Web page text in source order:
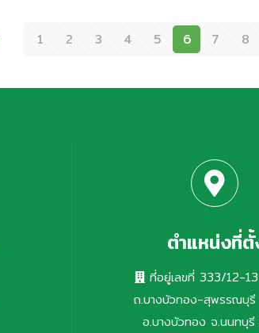
เปลี่ยนเป็น สื่ออักษรเบรลล์ ส
ทางสายตา ขอขอบคุณทุกท่านที่
1 2 3 4 5 6 7 8
ตำแหน่งที่
ที่อยู่เลขที่ 333/12-
ถ.บางบัวทอง-สุพรรณบุรี
อ.บางบัวทอง จ.นนทบุรี